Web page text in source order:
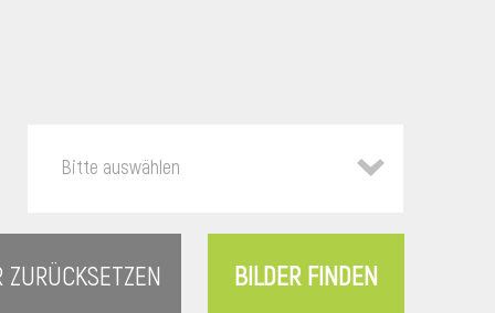
Bitte auswählen